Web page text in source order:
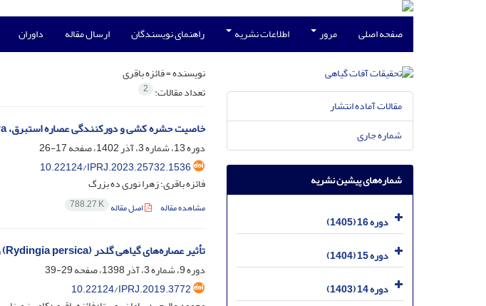
صفحه اصلی مرور اطلاعات نشریه راهنمای نویسندگان ارسال مقاله داوران
نویسنده =فائزه باقری
تعداد مقالات: 2
خاصیت حشره کشی و دورکنندگی عصاره استبرق، Calotropis procera روی سفیدبالک گلخانه
دوره 13، شماره 3، آذر 1402، صفحه
17-26
10.22124/IPRJ.2023.25732.1536
فائزه باقری؛ زهرا نوری ده بزرگ
مشاهده مقاله اصل مقاله 788.27 K
تأثیر عصاره‌‌های گیاهی گلدر (Rydingia persica) و مورد (Myrtus communis) علیه Bemisia tabaci در شرایط آزمایشگاهی
دوره 9، شماره 3، آذر 1398، صفحه
29-39
10.22124/IPRJ.2019.3772
مقالات آماده انتشار
شماره جاری
شماره‌های پیشین نشریه
دوره 16 (1405)
دوره 15 (1404)
دوره 14 (1403)